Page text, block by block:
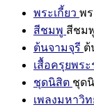
พระเกี้ยว พร
สีชมพู สีชม
ต้นจามจุรี ต้
เสื้อครุยพร
ชุดนิสิต ชุด
เพลงมหาวิ